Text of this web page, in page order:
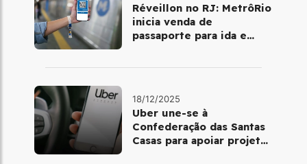
Réveillon no RJ: MetrôRio
inicia venda de
passaporte para ida e
18/12/2025
Uber une-se à
Confederação das Santas
Casas para apoiar projetos